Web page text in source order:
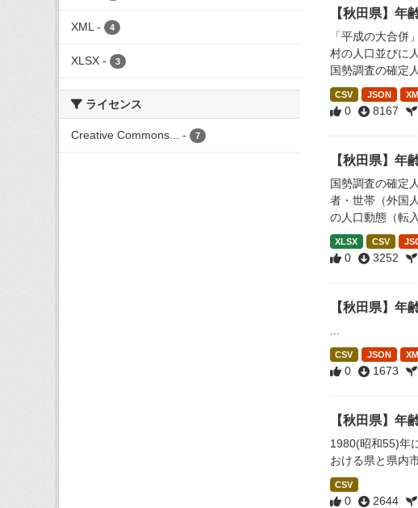
XML - 4
XLSX - 3
ライセンス
Creative Commons... - 7
【秋田県】年
「平成の大合
村の人口並びに
国勢調査の確定
CSV JSON
0 8167
【秋田県】年
国勢調査の確定
者・世帯（外国
の人口動態（転
XLSX CSV
0 3252
【秋田県】年
CSV JSON
0 1673
【秋田県】年
1980(昭和55)年
おける県と県内
CSV
0 2644